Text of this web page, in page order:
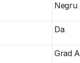
Negru
Da
Grad A